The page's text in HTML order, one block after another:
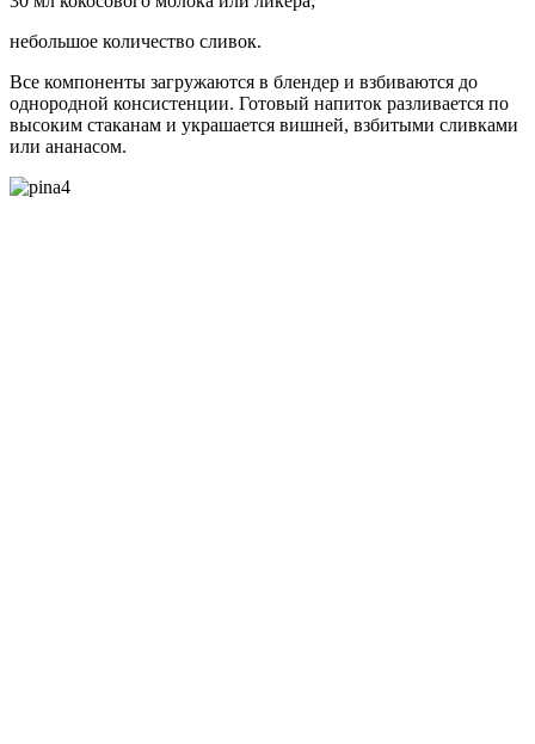
небольшое количество сливок.
Все компоненты загружаются в блендер и взбиваются до
однородной консистенции. Готовый напиток разливается по
высоким стаканам и украшается вишней, взбитыми сливками
или ананасом.